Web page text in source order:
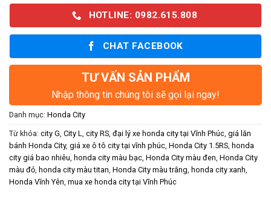
HOTLINE: 0982.615.808
CHAT FACEBOOK
TƯ VẤN SẢN PHẨM
Nhập thông tin chúng tôi sẽ gọi lại ngay!
Danh mục: Honda City
Từ khóa: city G, City L, city RS, đại lý xe honda city tại Vĩnh Phúc, giá lăn
bánh Honda City, giá xe ô tô city tại vĩnh phúc, Honda City 1.5RS, honda
city giá bao nhiêu, honda city màu bạc, Honda City màu đen, Honda City
màu đỏ, honda city màu titan, Honda City màu trắng, honda city xanh,
Honda Vĩnh Yên, mua xe honda city tại Vĩnh Phúc